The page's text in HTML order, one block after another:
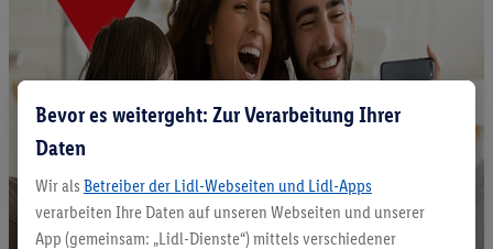
Bevor es weitergeht: Zur Verarbeitung Ihrer
Daten
Wir als Betreiber der Lidl-Webseiten und Lidl-Apps
verarbeiten Ihre Daten auf unseren Webseiten und unserer
App (gemeinsam: „Lidl-Dienste“) mittels verschiedener